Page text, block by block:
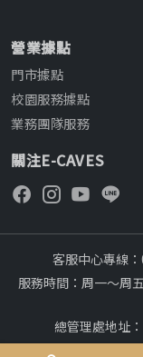
營業據點
門市據點
校園服務據點
業務團隊服務
關注E-CAVES
客服中心專線
服務時間：周一～周
總管理處地址
本網站建